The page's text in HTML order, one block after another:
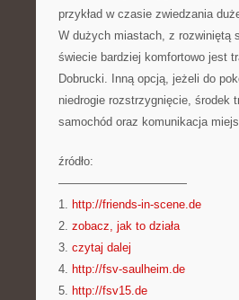
przykład w czasie zwiedzania
W dużych miastach, z rozwiniętą
świecie bardziej komfortowo jest
Dobrucki. Inną opcją, jeżeli do
niedrogie rozstrzygnięcie, środek
samochód oraz komunikacja
źródło:
———————————
1. http://friends-in-scene.de
2. zobacz, jak to działa
3. czytaj dalej
4. http://fsv-saulheim.de
5. http://fsv15.de